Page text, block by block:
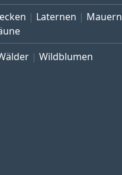
Laternen Mauern
Wildblumen